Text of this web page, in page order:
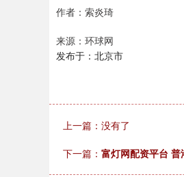
作者：索炎琦
来源：环球网
发布于：北京市
上一篇：没有了
下一篇： 富灯网配资平台